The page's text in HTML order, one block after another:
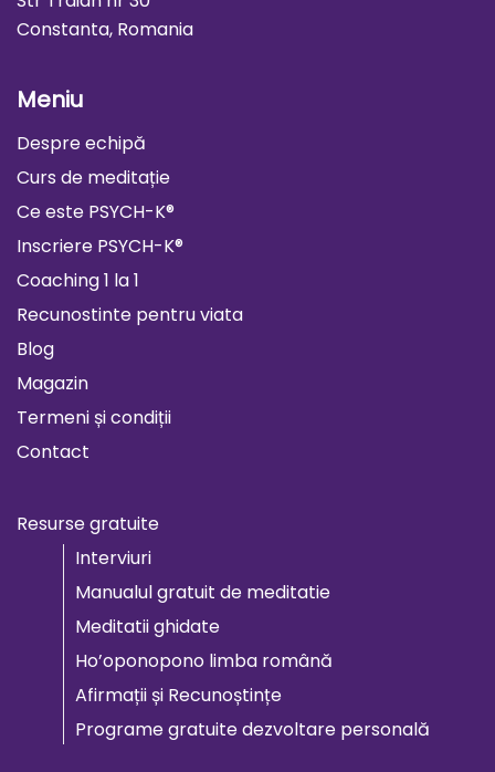
Constanta, Romania
Meniu
Despre echipă
Curs de meditație
Ce este PSYCH-K®
Inscriere PSYCH-K®
Coaching 1 la 1
Recunostinte pentru viata
Blog
Magazin
Termeni și condiții
Contact
Resurse gratuite
Interviuri
Manualul gratuit de meditatie
Meditatii ghidate
Ho’oponopono limba română
Afirmații și Recunoștințe
Programe gratuite dezvoltare personală